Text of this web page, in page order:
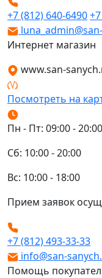
+7 (812) 640-6490
Интернет магазин
www.san-
Посмотреть на
Пн - Пт: 09:00 - 20:00
Сб: 10:00 - 20:00
Вс: 10:00 - 18:00
Прием заявок
+7 (812) 493-33-33
info@san-
Помощь